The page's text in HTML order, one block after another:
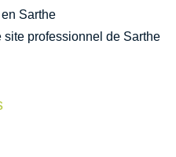
Sarthe
site professionnel de Sarthe